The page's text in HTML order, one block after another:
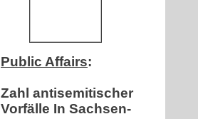
Public Affairs:
Zahl antisemitischer
Vorfälle In Sachsen-